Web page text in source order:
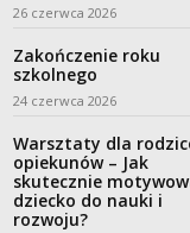
26 czerwca 2026
Zakończenie roku
szkolnego
24 czerwca 2026
Warsztaty dla
opiekunów – Jak
skutecznie
dziecko do nauki i
rozwoju?